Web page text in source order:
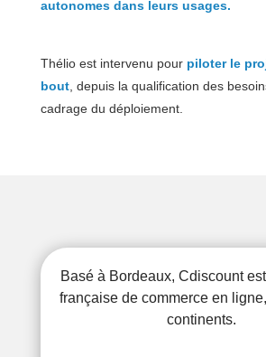
autonomes dans leurs usages.
Thélio est intervenu pour piloter le
bout, depuis la qualification des
cadrage du déploiement.
Basé à Bordeaux, Cdiscount
française de commerce en
continents.